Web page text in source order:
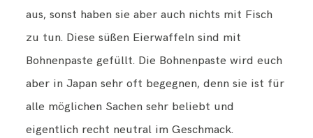
aus, sonst haben sie aber auch nichts mit Fisch
zu tun. Diese süßen Eierwaffeln sind mit
Bohnenpaste gefüllt. Die Bohnenpaste wird euch
aber in Japan sehr oft begegnen, denn sie ist für
alle möglichen Sachen sehr beliebt und
eigentlich recht neutral im Geschmack.